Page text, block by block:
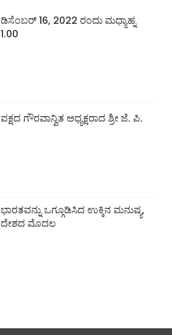
ಡಿಸೆಂಬರ್ 16, 2022 ರಂದು ಮಧ್ಯಾಹ್ನ
1.00
ಪಕ್ಷದ ಗೌರವಾನ್ವಿತ ಅಧ್ಯಕ್ಷರಾದ ಶ್ರೀ ಜೆ. ಪಿ.
ಭಾರತವನ್ನು ಒಗ್ಗೂಡಿಸಿದ ಉಕ್ಕಿನ ಮನುಷ್ಯ,
ದೇಶದ ಮೊದಲ